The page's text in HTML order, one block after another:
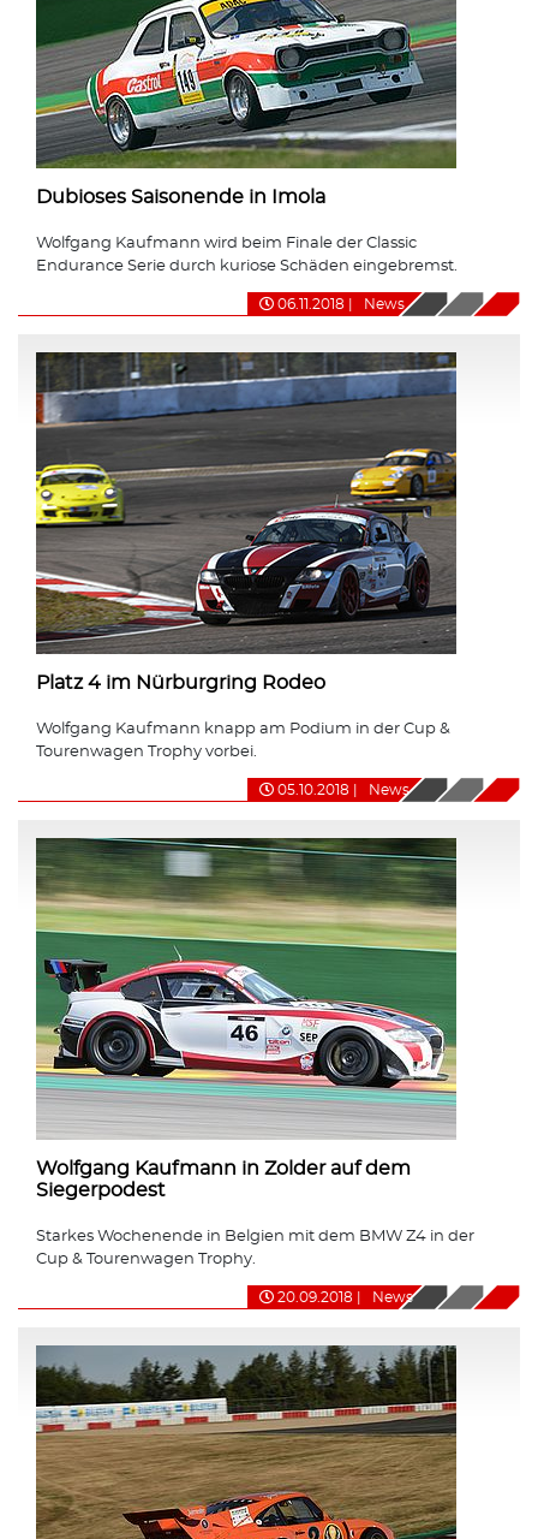
Dubioses Saisonende in Imola
Wolfgang Kaufmann wird beim Finale der Classic
Endurance Serie durch kuriose Schäden eingebremst.
06.11.2018 News
Platz 4 im Nürburgring Rodeo
Wolfgang Kaufmann knapp am Podium in der Cup &
Tourenwagen Trophy vorbei.
05.10.2018 News
Wolfgang Kaufmann in Zolder auf dem
Siegerpodest
Starkes Wochenende in Belgien mit dem BMW Z4 in der
Cup & Tourenwagen Trophy.
20.09.2018 News